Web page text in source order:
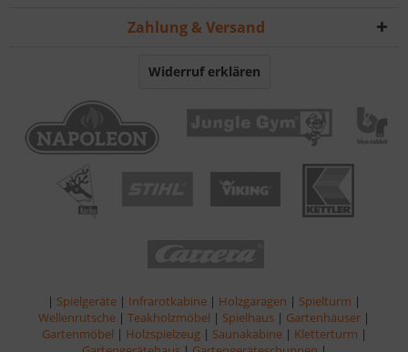
Zahlung & Versand
Widerruf erklären
| Spielgeräte | Infrarotkabine | Holzgaragen | Spielturm |
Wellenrutsche | Teakholzmöbel | Spielhaus | Gartenhäuser |
Gartenmöbel | Holzspielzeug | Saunakabine | Kletterturm |